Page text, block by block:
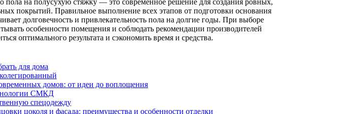
покрытий. Правильное выполнение всех этапов от подготовки основания
долговечность и привлекательность пола на долгие годы. При выборе
особенности помещения и соблюдать рекомендации производителей
оптимального результата и сэкономить время и средства.
для дома
домов: от идеи до воплощения
СМКД
спецодежду
цоколя и фасада: преимущества и особенности отделки